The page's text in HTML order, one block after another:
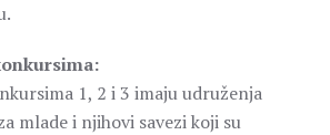
1, 2 i 3 imaju udruženja
mlade i njihovi savezi koji su